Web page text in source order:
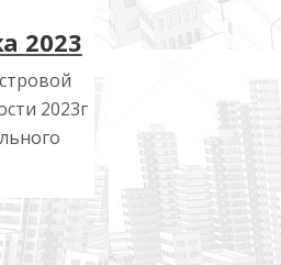
2023
2023г